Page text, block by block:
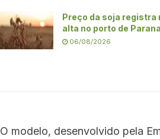
Preço da soja registra
alta no porto de
06/08/2026
O modelo, desenvolvido pela